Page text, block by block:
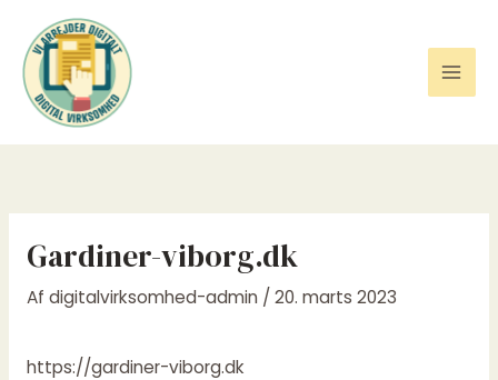
indholdet
Gardiner-viborg.dk
Af digitalvirksomhed-admin / 20. marts 2023
https://gardiner-viborg.dk